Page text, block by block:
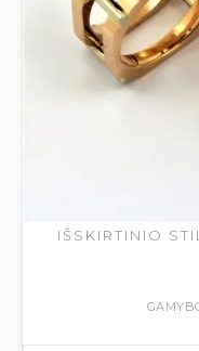
IŠSKIRTINIO